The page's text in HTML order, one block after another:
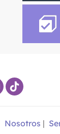
Nosotros |